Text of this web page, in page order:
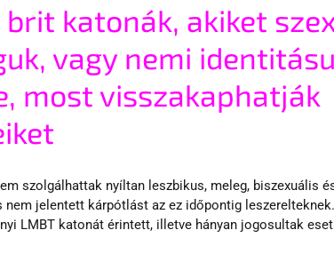
katonák, akiket
vagy nemi
most visszakaphatják
szolgálhattak nyíltan leszbikus, meleg, biszexuális
nem jelentett kárpótlást az ez időpontig
LMBT katonát érintett, illetve hányan jogosultak